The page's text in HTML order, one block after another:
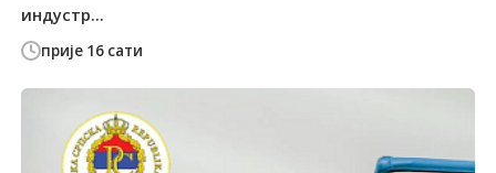
прије 16 сати
индустр...